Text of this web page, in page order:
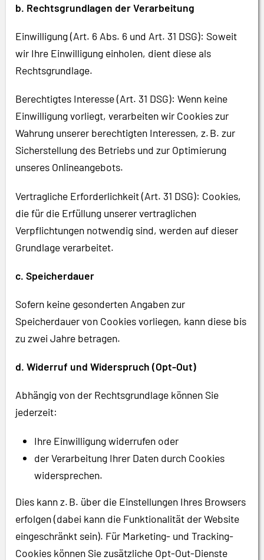
b. Rechtsgrundlagen der Verarbeitung
Einwilligung (Art. 6 Abs. 6 und Art. 31 DSG): Soweit
wir Ihre Einwilligung einholen, dient diese als
Rechtsgrundlage.
Berechtigtes Interesse (Art. 31 DSG): Wenn keine
Einwilligung vorliegt, verarbeiten wir Cookies zur
Wahrung unserer berechtigten Interessen, z. B. zur
Sicherstellung des Betriebs und zur Optimierung
unseres Onlineangebots.
Vertragliche Erforderlichkeit (Art. 31 DSG): Cookies,
die für die Erfüllung unserer vertraglichen
Verpflichtungen notwendig sind, werden auf dieser
Grundlage verarbeitet.
c. Speicherdauer
Sofern keine gesonderten Angaben zur
Speicherdauer von Cookies vorliegen, kann diese bis
zu zwei Jahre betragen.
d. Widerruf und Widerspruch (Opt-Out)
Abhängig von der Rechtsgrundlage können Sie
jederzeit:
Ihre Einwilligung widerrufen oder
der Verarbeitung Ihrer Daten durch Cookies
widersprechen.
Dies kann z. B. über die Einstellungen Ihres Browsers
erfolgen (dabei kann die Funktionalität der Website
eingeschränkt sein). Für Marketing- und Tracking-
Cookies können Sie zusätzliche Opt-Out-Dienste